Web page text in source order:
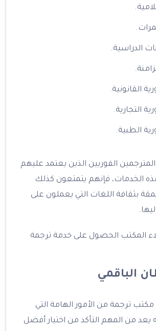
الدراسية.
القانونية.
التجارية.
الطبية.
الفوريين الذين يعتمد عليهم
الخدمات، فإنهم يتمتعون كذلك
بثقافة اللغات التي يعملون على
المكتب الحصول على خدمة ترجمة
الباقمي
مكتب ترجمة من الأمور الهامة التي
يعد من المهم التأكد من اختيار أفضل